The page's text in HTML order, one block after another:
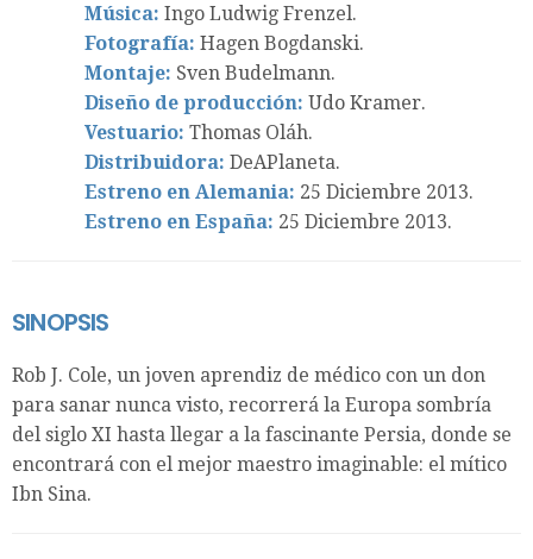
Música: Ingo Ludwig Frenzel.
Fotografía: Hagen Bogdanski.
Montaje: Sven Budelmann.
Diseño de producción: Udo Kramer.
Vestuario: Thomas Oláh.
Distribuidora: DeAPlaneta.
Estreno en Alemania: 25 Diciembre 2013.
Estreno en España: 25 Diciembre 2013.
SINOPSIS
Rob J. Cole, un joven aprendiz de médico con un don
para sanar nunca visto, recorrerá la Europa sombría
del siglo XI hasta llegar a la fascinante Persia, donde se
encontrará con el mejor maestro imaginable: el mítico
Ibn Sina.